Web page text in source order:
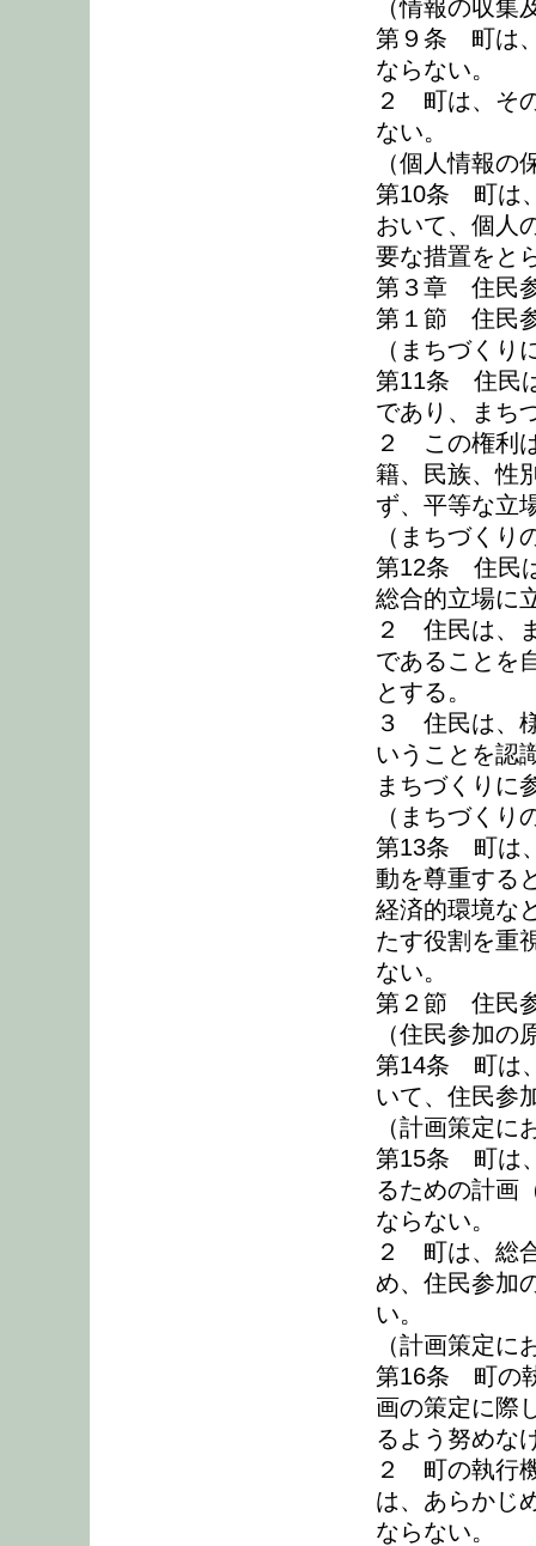
（情報の収集
第９条 町は
ならない。
２ 町は、そ
ない。
（個人情報の
第10条 町は
おいて、個人
要な措置をと
第３章 住民
第１節 住民
（まちづくり
第11条 住民
であり、まち
２ この権利
籍、民族、性
ず、平等な立
（まちづくり
第12条 住民
総合的立場に
２ 住民は、
であることを
とする。
３ 住民は、
いうことを認
まちづくりに
（まちづくり
第13条 町は
動を尊重する
経済的環境な
たす役割を重
ない。
第２節 住民
（住民参加の
第14条 町は
いて、住民参
（計画策定に
第15条 町は
るための計画
ならない。
２ 町は、総
め、住民参加
い。
（計画策定に
第16条 町の
画の策定に際
るよう努めな
２ 町の執行
は、あらかじ
ならない。